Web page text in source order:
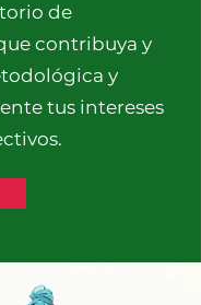
de
contribuya y
y
tus intereses